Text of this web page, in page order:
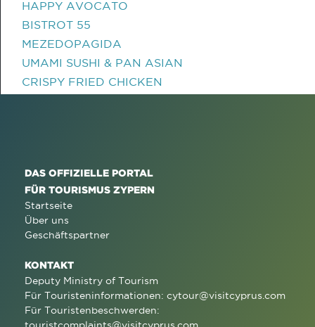
HAPPY AVOCATO
BISTROT 55
MEZEDOPAGIDA
UMAMI SUSHI & PAN ASIAN
CRISPY FRIED CHICKEN
DAS OFFIZIELLE PORTAL
FÜR TOURISMUS ZYPERN
Startseite
Über uns
Geschäftspartner
KONTAKT
Deputy Ministry of Tourism
Für Touristeninformationen: cytour@visitcyprus.com
Für Touristenbeschwerden: